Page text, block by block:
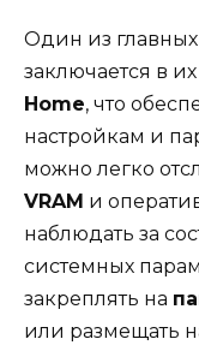
Один из
заключается в
Home, что
настройкам и
можно легко
VRAM и
наблюдать за
системных
закреплять на
или размещать